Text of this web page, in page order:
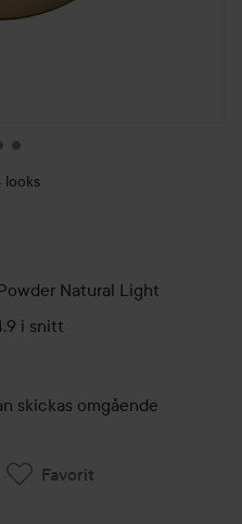
looks
Natural Light
i snitt
skickas omgående
Favorit